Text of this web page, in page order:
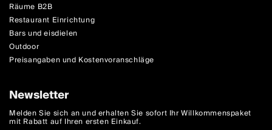
Räume B2B
Restaurant Einrichtung
Bars und eisdielen
Outdoor
Preisangaben und Kostenvoranschläge
Newsletter
Melden Sie sich an und erhalten Sie sofort Ihr Willkommenspaket
mit Rabatt auf Ihren ersten Einkauf.